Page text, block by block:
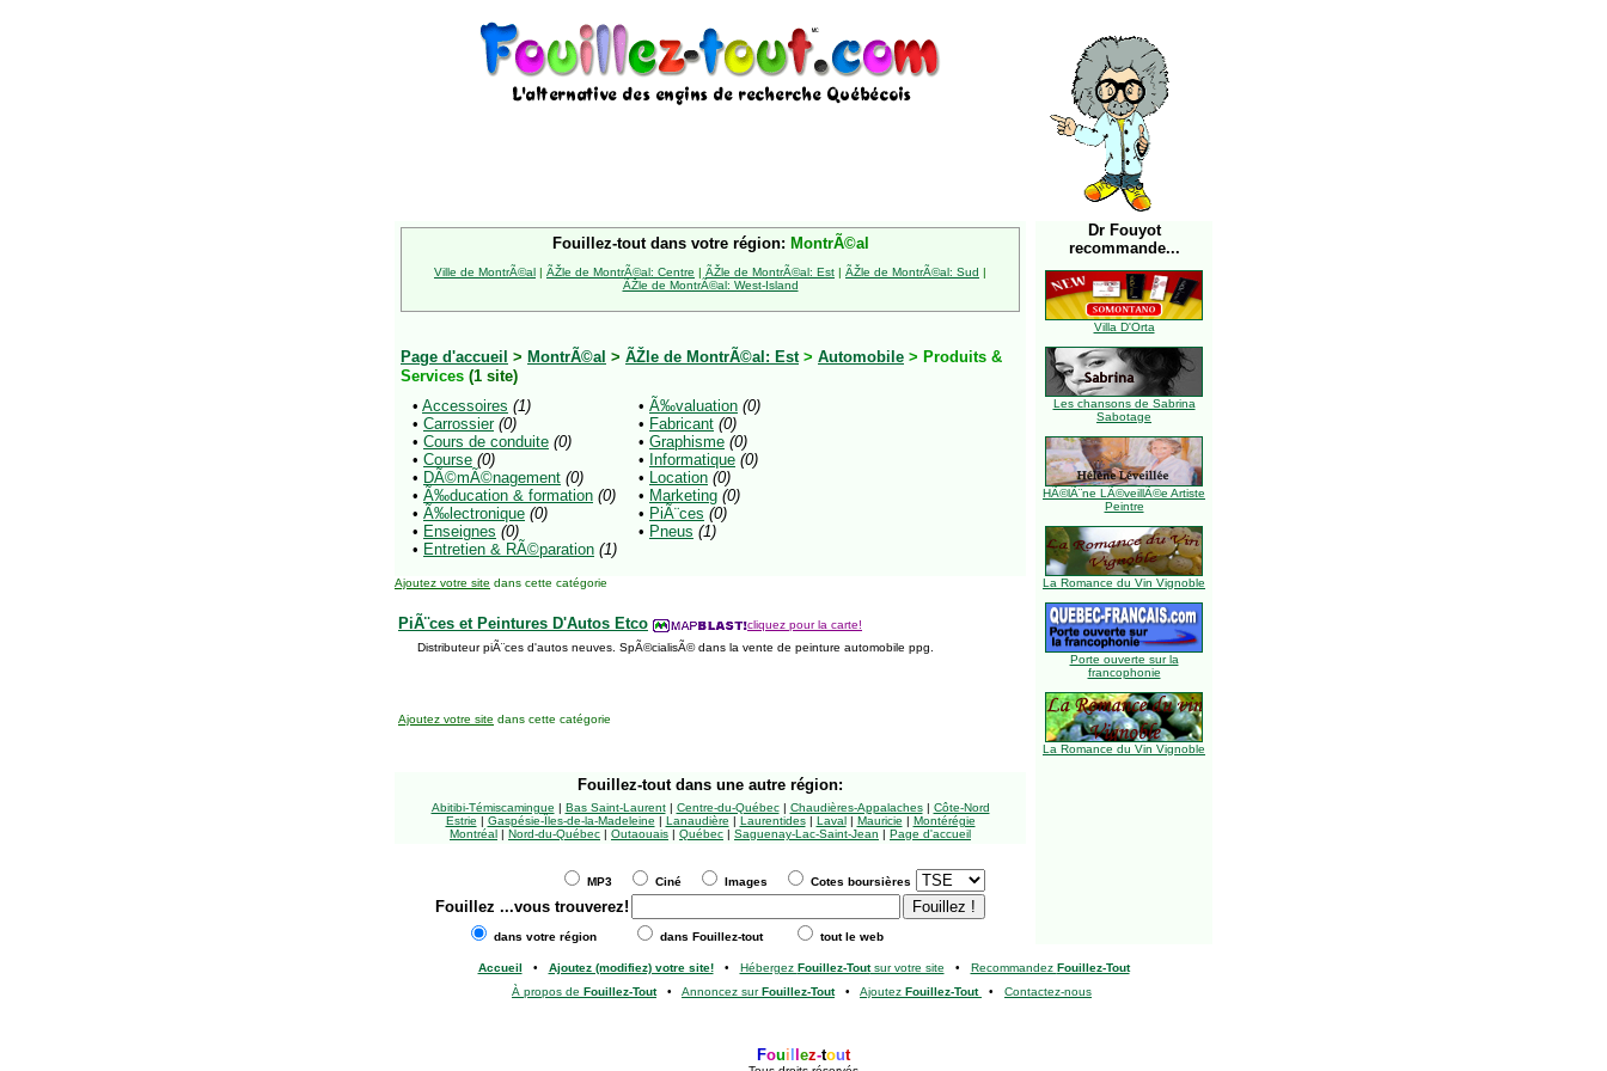
Fouillez-tout dans votre région: MontrÃ©al
Ville de MontrÃ©al | ÃŽle de MontrÃ©al: Centre | ÃŽle de MontrÃ©al: Est | ÃŽle de MontrÃ©al: Sud |
ÃŽle de MontrÃ©al: West-Island
Page d'accueil > MontrÃ©al > ÃŽle de MontrÃ©al: Est > Automobile > Produits &
Services (1 site)
• Accessoires (1)
• Carrossier (0)
• Cours de conduite (0)
• Course (0)
• DÃ©mÃ©nagement (0)
• Ã‰ducation & formation (0)
• Ã‰lectronique (0)
• Enseignes (0)
• Entretien & RÃ©paration (1)
• Ã‰valuation (0)
• Fabricant (0)
• Graphisme (0)
• Informatique (0)
• Location (0)
• Marketing (0)
• PiÃ¨ces (0)
• Pneus (1)
Ajoutez votre site dans cette catégorie
PiÃ¨ces et Peintures D'Autos Etco
cliquez pour la carte!
Distributeur piÃ¨ces d'autos neuves. SpÃ©cialisÃ© dans la vente de peinture automobile ppg.
Dr Fouyot
recommande...
Villa D'Orta
Les chansons de Sabrina
Sabotage
HÃ©lÃ¨ne LÃ©veillÃ©e Artiste
Peintre
La Romance du Vin Vignoble
Porte ouverte sur la
francophonie
La Romance du Vin Vignoble
Ajoutez votre site dans cette catégorie
Fouillez-tout dans une autre région:
Abitibi-Témiscamingue | Bas Saint-Laurent| Centre-du-Québec| Chaudières-Appalaches| Côte-Nord
Estrie | Gaspésie-Îles-de-la-Madeleine | Lanaudière | Laurentides| Laval| Mauricie | Montérégie
Montréal | Nord-du-Québec | Outaouais | Québec | Saguenay-Lac-Saint-Jean | Page d'accueil
MP3 Ciné Images Cotes boursières
Fouillez ...vous trouverez!
dans votre région dans Fouillez-tout tout le web
Accueil • Ajoutez (modifiez) votre site!• Hébergez Fouillez-Toutsur votre site • Recommandez Fouillez-Tout
À propos de Fouillez-Tout• Annoncez surFouillez-Tout• Ajoutez Fouillez-Tout • Contactez-nous
Foui ez-tout